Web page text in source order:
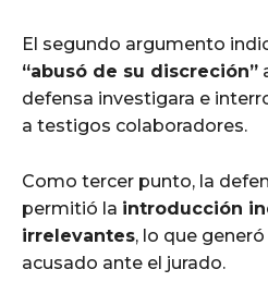
El segundo argumento
“abusó de su discreción”
defensa investigara e
a testigos colaboradores.
Como tercer punto, la
permitió la introducción
irrelevantes, lo que
acusado ante el jurado.